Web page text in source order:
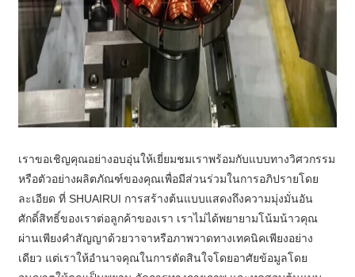
เราขอเชิญคุณอย่างอบอุ่นให้เยี่ยมชมเราพร้อมกับแบบทางวิศวกรรม
หรือตัวอย่างผลิตภัณฑ์ของคุณเพื่อมีส่วนร่วมในการอภิปรายโดย
ละเอียด ที่ SHUAIRUI การสร้างต้นแบบแสดงถึงความมุ่งมั่นอัน
ศักดิ์สิทธิ์ของเราต่อลูกค้าของเรา เราไม่ได้พยายามโน้มน้าวคุณ
ผ่านเพียงคำสัญญาด้วยวาจาหรือภาพวาดทางเทคนิคเพียงอย่าง
เดียว แต่เราให้อำนาจคุณในการตัดสินใจโดยอาศัยข้อมูลโดย